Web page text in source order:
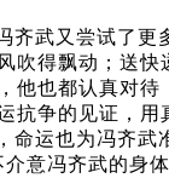
齐武又尝试了
吹得飘动；送
他也都认真对
抗争的见证，
命运也为冯齐
意冯齐武的身